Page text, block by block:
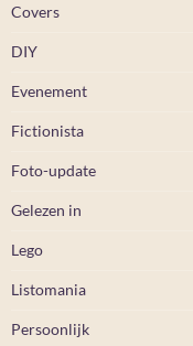
Covers
DIY
Evenement
Fictionista
Foto-update
Gelezen in
Lego
Listomania
Persoonlijk